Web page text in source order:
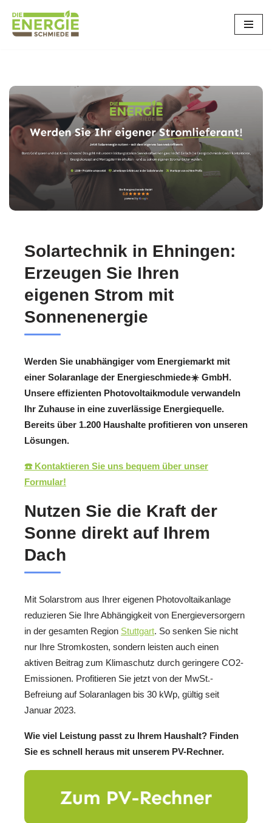
Zum
Solartechnik in Ehningen:
Erzeugen Sie Ihren
eigenen Strom mit
Sonnenenergie
Werden Sie unabhängiger vom Energiemarkt mit
einer Solaranlage der Energieschmiede☀️ GmbH.
Unsere effizienten Photovoltaikmodule verwandeln
Ihr Zuhause in eine zuverlässige Energiequelle.
Bereits über 1.200 Haushalte profitieren von unseren
Lösungen.
☎️ Kontaktieren Sie uns bequem über unser
Formular!
Nutzen Sie die Kraft der
Sonne direkt auf Ihrem
Dach
Mit Solarstrom aus Ihrer eigenen Photovoltaikanlage
reduzieren Sie Ihre Abhängigkeit von Energieversorgern
in der gesamten Region Stuttgart. So senken Sie nicht
nur Ihre Stromkosten, sondern leisten auch einen
aktiven Beitrag zum Klimaschutz durch geringere CO2-
Emissionen. Profitieren Sie jetzt von der MwSt.-
Befreiung auf Solaranlagen bis 30 kWp, gültig seit
Januar 2023.
Wie viel Leistung passt zu Ihrem Haushalt? Finden
Sie es schnell heraus mit unserem PV-Rechner.